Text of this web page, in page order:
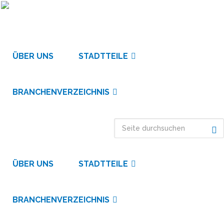
ÜBER UNS STADTTEILE
BRANCHENVERZEICHNIS
ÜBER UNS STADTTEILE
BRANCHENVERZEICHNIS